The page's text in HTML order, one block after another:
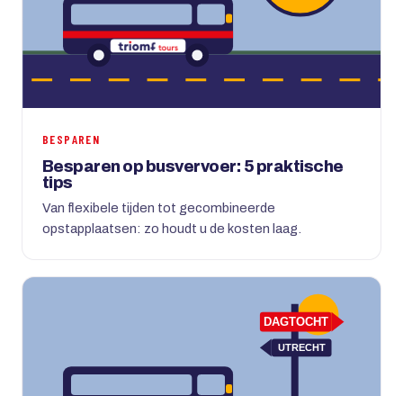
BESPAREN
Besparen op busvervoer: 5 praktische
tips
Van flexibele tijden tot gecombineerde
opstapplaatsen: zo houdt u de kosten laag.